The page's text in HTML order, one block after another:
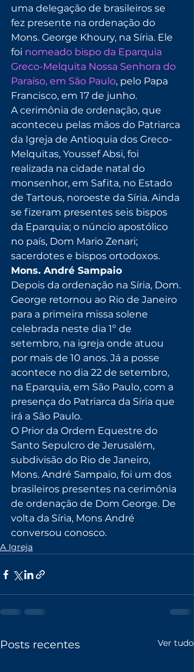
uma delegação de brasileiros se
fez presente na ordenação do
Mons. George Khoury, na Síria. Ele
foi nomeado bispo da Eparquia
Greco-Melquita Nossa Senhora do
Paraíso, em São Paulo, pelo Papa
Francisco, em 17 de junho.
A cerimônia de ordenação, que
aconteceu pelas mãos do Patriarca
da Igreja de Antioquia dos Greco-
Melquitas, Youssef Absi, foi
realizada na cidade natal do
monsenhor, em Safita, no Estado
de Tartous, noroeste da Síria. Ainda
se fizeram presentes seis bispos
da Eparquia; o núncio apostólico
no país, Dom Mario Zenari;
sacerdotes e bispos ortodoxos.
Mons. André Sampaio
Depois da ordenação na Síria, Dom.
George retornou ao Rio de Janeiro
para a primeira missa solene
celebrada neste dia 1º de
setembro, na igreja onde atuou
por mais de 10 anos. Já a posse
acontece no dia 22 de setembro,
na Eparquia, em São Paulo, com a
presença do Patriarca da Síria que
irá a São Paulo.
O Prior da Ordem Equestre do
Santo Sepulcro de Jerusalém,
subdivisão do Rio de Janeiro,
Mons. André Sampaio, foi um dos
brasileiros presentes na cerimônia
de ordenação de Dom George. De
volta da Síria, Mons André
conversou conosco.
A Igreja
Posts recentes Ver tudo